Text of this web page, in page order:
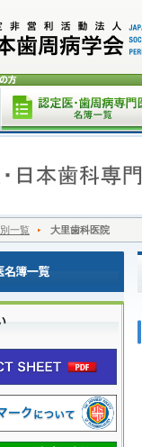
一覧 大里歯科医院